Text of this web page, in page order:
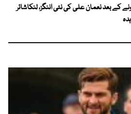
کے بعد نعمان علی کی نئی اننگز، لنکاشائر